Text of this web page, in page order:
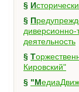
§
§ Предупреждение вовлечения несовершеннолетних в
диверсионно-
деятельность
§ Торжественное открытие "Выставки достижений:
Кировский"
§